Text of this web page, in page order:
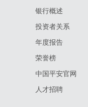
银行概述
投资者关系
年度报告
荣誉榜
中国平安官网
人才招聘